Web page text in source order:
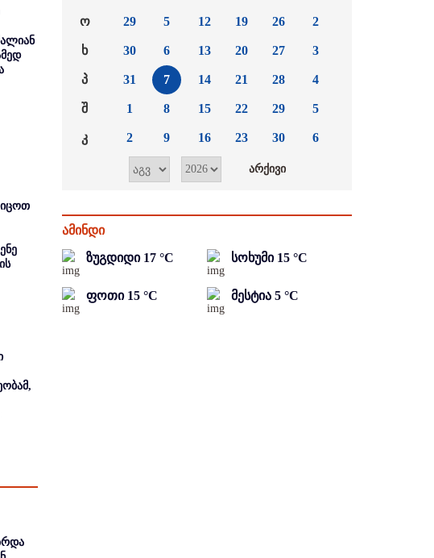
ო
ხ
პ
შ
კ
29
30
31
1
2
5
6
7
8
9
12
13
14
15
16
19
20
21
22
23
26
27
28
29
30
2
3
4
5
6
ამინდი
ზუგდიდი 17 °C სოხუმი 15 °C
ფოთი 15 °C მესტია 5 °C